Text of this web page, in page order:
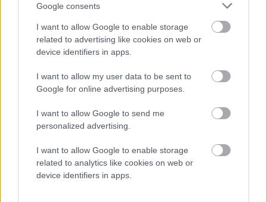
Google consents
I want to allow Google to enable storage
related to advertising like cookies on web or
device identifiers in apps.
I want to allow my user data to be sent to
Google for online advertising purposes.
I want to allow Google to send me
personalized advertising.
I want to allow Google to enable storage
related to analytics like cookies on web or
device identifiers in apps.
Add to wishlist
Quick view
Fabric Summer Flower Κολιέ – Λευκό
Original
price
23.85€Η
τρέχουσα
Add to wishlist
Προσθήκη στο καλάθι